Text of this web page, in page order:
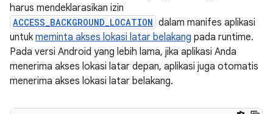
harus mendeklarasikan izin
ACCESS_BACKGROUND_LOCATION dalam manifes aplikasi
untuk meminta akses lokasi latar belakang pada runtime.
Pada versi Android yang lebih lama, jika aplikasi Anda
menerima akses lokasi latar depan, aplikasi juga otomatis
menerima akses lokasi latar belakang.